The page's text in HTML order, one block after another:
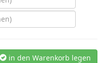
in den Warenkorb legen